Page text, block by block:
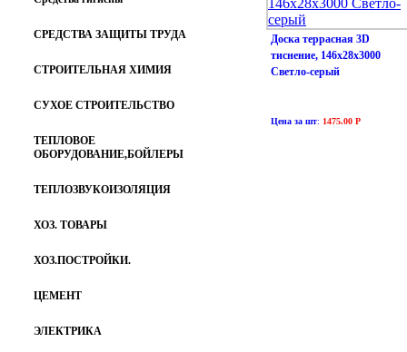
СРЕДСТВА ЗАЩИТЫ ТРУДА
СТРОИТЕЛЬНАЯ ХИМИЯ
СУХОЕ СТРОИТЕЛЬСТВО
ТЕПЛОВОЕ
ОБОРУДОВАНИЕ,БОЙЛЕРЫ
ТЕПЛОЗВУКОИЗОЛЯЦИЯ
ХОЗ. ТОВАРЫ
ХОЗ.ПОСТРОЙКИ.
ЦЕМЕНТ
ЭЛЕКТРИКА
Доска террасная 3D
тиснение, 146х28х3000
Светло-серый
Цена за шт: 1475.00 Р